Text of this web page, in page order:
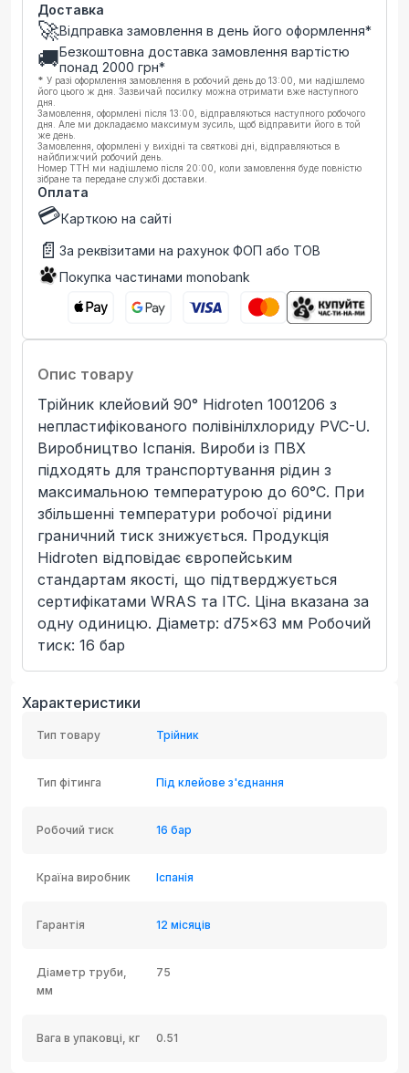
Доставка
🚀Відправка замовлення в день його оформлення*
🚚Безкоштовна доставка замовлення вартістю
понад 2000 грн*
* У разі оформлення замовлення в робочий день до 13:00, ми надішлемо
його цього ж дня. Зазвичай посилку можна отримати вже наступного
дня.
Замовлення, оформлені після 13:00, відправляються наступного робочого
дня. Але ми докладаємо максимум зусиль, щоб відправити його в той
же день.
Замовлення, оформлені у вихідні та святкові дні, відправляються в
найближчий робочий день.
Номер ТТН ми надішлемо після 20:00, коли замовлення буде повністю
зібране та передане службі доставки.
Оплата
💳Карткою на сайті
📄 За реквізитами на рахунок ФОП або ТОВ
Покупка частинами monobank
Опис товару
Трійник клейовий 90° Hidroten 1001206 з
непластифікованого полівінілхлориду PVC-U.
Виробництво Іспанія. Вироби із ПВХ
підходять для транспортування рідин з
максимальною температурою до 60°C. При
збільшенні температури робочої рідини
граничний тиск знижується. Продукція
Hidroten відповідає європейським
стандартам якості, що підтверджується
сертифікатами WRAS та ITC. Ціна вказана за
одну одиницю. Діаметр: d75x63 мм Робочий
тиск: 16 бар
Характеристики
Тип товару Трійник
Тип фітинга Під клейове з'єднання
Робочий тиск 16 бар
Країна виробник Іспанія
Гарантія 12 місяців
Діаметр труби,
мм
75
Вага в упаковці, кг 0.51